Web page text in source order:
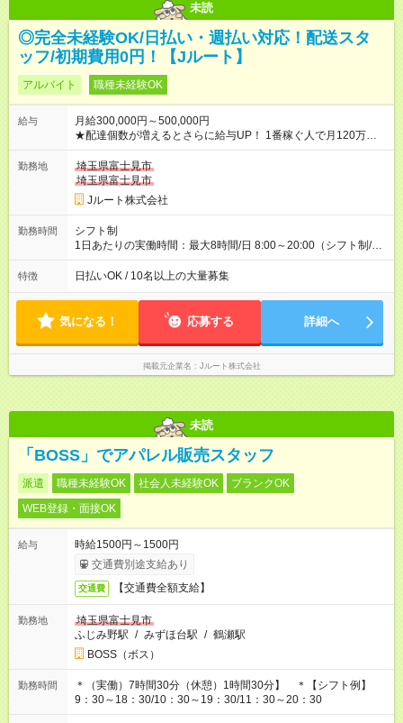
未読
◎完全未経験OK/日払い・週払い対応！配送スタ
ッフ/初期費用0円！【Jルート】
アルバイト 職種未経験OK
給与
月給300,000円～500,000円
★配達個数が増えるとさらに給与UP！ 1番稼ぐ人で月120万ほ
ど！ ・主要都市エリア 月収55万円／週5日稼働 月収65万~112
万円／週6日稼働 ・地方郊外エリア 月収40万円／週5日稼働 月
収40万円~50万円／週6日稼働 ＜モデルイメージ＞ ■月収50万
円 (27歳男性/江東区在住)※元建築関係 1日150個配達×25日勤務
(日休み) ■月収80万円(43歳男性/墨田区在住)※元営業 1日200個
勤務地
埼玉県富士見市
埼玉県富士見市
Jルート株式会社
勤務時間
シフト制
1日あたりの実働時間：最大8時間/日 8:00～20:00（シフト制/実
働8時間） ※週5日勤務（場所次第では週4も有り） ※配達状況に
よって時間外での勤務可能性有り ※案件により多少の前後あり
特徴 日払いOK / 10名以上の大量募集
気になる！ 応募する 詳細へ
掲載元企業名 Jルート株式会社
未読
「BOSS」でアパレル販売スタッフ
派遣 職種未経験OK 社会人未経験OK
ブランクOK
WEB登録・面接OK
給与
時給1500円～1500円
交通費別途支給あり
交通費 【交通費全額支給】
勤務地
埼玉県富士見市
ふじみ野駅 / みずほ台駅 / 鶴瀬駅
BOSS（ボス）
勤務時間
＊（実働）7時間30分（休憩）1時間30分】 ＊【シフト例】
9：30～18：30/10：30～19：30/11：30～20：30